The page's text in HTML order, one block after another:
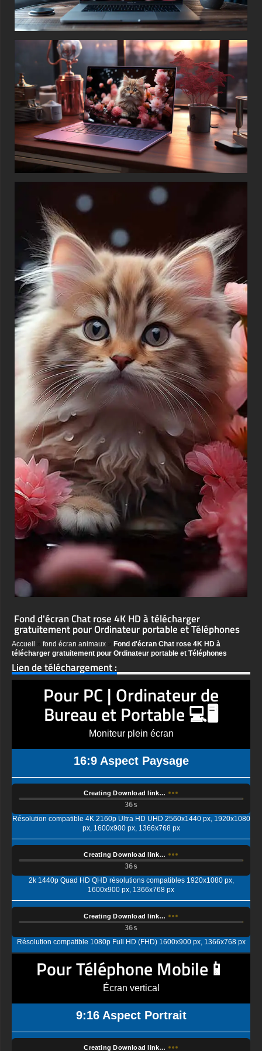
Fond d'écran Chat rose 4K HD à télécharger
gratuitement pour Ordinateur portable et Téléphones
Accueil fond écran animaux
Fond d'écran Chat rose 4K HD à
télécharger gratuitement pour Ordinateur portable et Téléphones
Lien de téléchargement :
Pour PC | Ordinateur de
Bureau et Portable 💻🖥️
Moniteur plein écran
16:9 Aspect Paysage
Creating Download link…
Résolution compatible 4K 2160p Ultra HD UHD 2560x1440 px, 1920x1080
px, 1600x900 px, 1366x768 px
Creating Download link…
2k 1440p Quad HD QHD résolutions compatibles 1920x1080 px,
1600x900 px, 1366x768 px
Résolution compatible 1080p Full HD (FHD) 1600x900 px, 1366x768 px
Pour Téléphone Mobile📱
Écran vertical
9:16 Aspect Portrait
Creating Download link…
compatible 1440x2560 px, 1080x1920 px, 720x1280 px